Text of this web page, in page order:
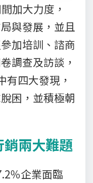
加大力度，
與發展，並且
加培訓、諮商
調查及訪談，
有四大發現，
困，並積極朝
兩大難題
％企業面臨